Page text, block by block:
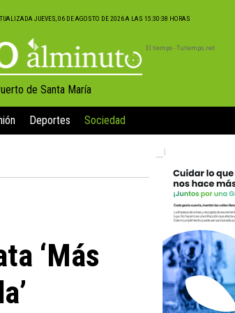
JUEVES, 06 DE AGOSTO DE 2026 A LAS 15:30:38 HORAS
de Santa María
El tiempo - Tutiempo.net
Deportes Sociedad
‘Más